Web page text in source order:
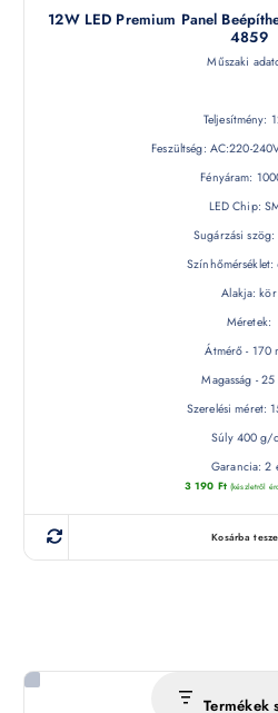
12W LED Premium Panel
4859
Műszaki
Teljesítmény:
Feszültség: AC:220-
Fényáram:
LED Chip:
Sugárzási szög:
Alakja: kör
Méretek:
Átmérő - 170
Magasság - 25
Szerelési méret:
Súly 400 g/
Garancia: 2
3 190 Ft (készletről
Kosárba
Termékek